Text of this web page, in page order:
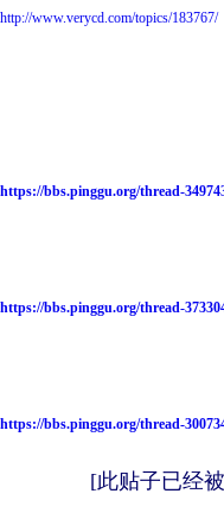
http://www.verycd.com/topics/183767/
https://bbs.pinggu.org/thread-
https://bbs.pinggu.org/thread-
https://bbs.pinggu.org/thread-
[此贴子已经